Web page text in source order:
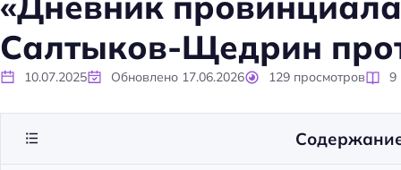
b
o
Салтыков-Щедрин
10.07.2025 Обновлено 17.06.2026 129 просмотров 9